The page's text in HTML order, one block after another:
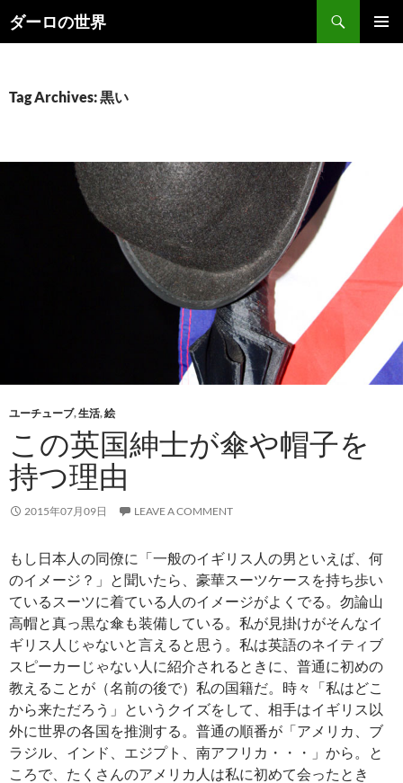
Skip
toダーロの世界
Search
Tag Archives: 黒い
ユーチューブ,生活,絵
この英国紳士が傘や帽子を
持つ理由
2015年07月09日 LEAVE A COMMENT
もし日本人の同僚に「一般のイギリス人の男といえば、何
のイメージ？」と聞いたら、豪華スーツケースを持ち歩い
ているスーツに着ている人のイメージがよくでる。勿論山
高帽と真っ黒な傘も装備している。私が見掛けがそんなイ
ギリス人じゃないと言えると思う。私は英語のネイティブ
スピーカーじゃない人に紹介されるときに、普通に初めの
教えることが（名前の後で）私の国籍だ。時々「私はどこ
から来ただろう」というクイズをして、相手はイギリス以
外に世界の各国を推測する。普通の順番が「アメリカ、ブ
ラジル、インド、エジプト、南アフリカ・・・」から。と
ころで、たくさんのアメリカ人は私に初めて会ったとき